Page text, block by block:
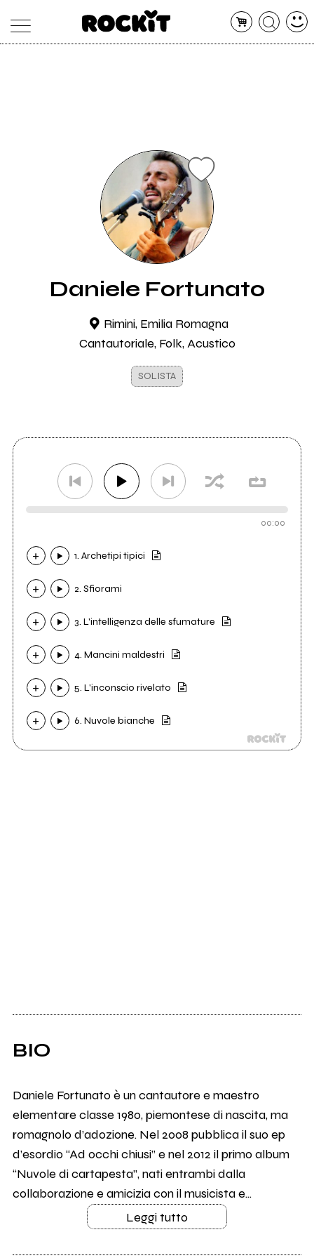
Daniele Fortunato
Rimini, Emilia Romagna
Cantautoriale, Folk, Acustico
SOLISTA
00:00
1. Archetipi tipici
2. Sfiorami
3. L'intelligenza delle sfumature
4. Mancini maldestri
5. L'inconscio rivelato
6. Nuvole bianche
BIO
Daniele Fortunato è un cantautore e maestro
elementare classe 1980, piemontese di nascita, ma
romagnolo d’adozione. Nel 2008 pubblica il suo ep
d’esordio “Ad occhi chiusi” e nel 2012 il primo album
“Nuvole di cartapesta”, nati entrambi dalla
collaborazione e amicizia con il musicista e...
Leggi tutto